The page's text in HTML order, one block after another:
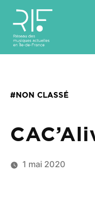
#NON CLASSÉ
1 mai 2020